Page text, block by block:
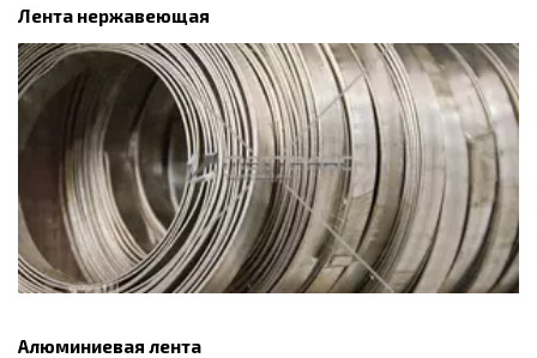
Лента нержавеющая
Алюминиевая лента